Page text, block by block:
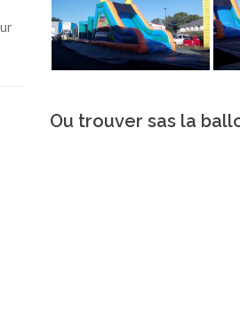
Ou trouver sas la